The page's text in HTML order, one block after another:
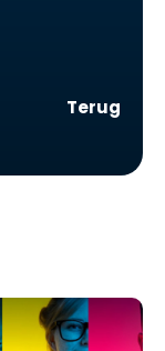
Terug